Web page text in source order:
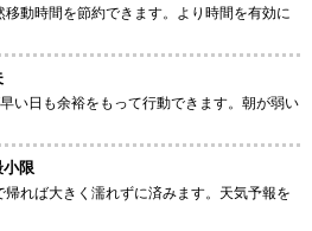
動時間を節約できます。より時間を有効に
い日も余裕をもって行動できます。朝が弱い
小限
れば大きく濡れずに済みます。天気予報を